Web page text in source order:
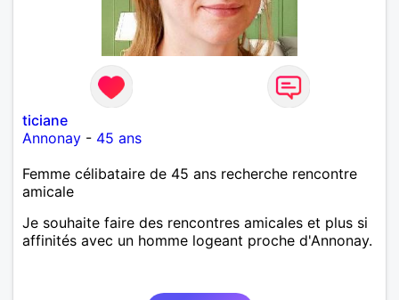
ticiane
Annonay - 45 ans
Femme célibataire de 45 ans recherche rencontre
amicale
Je souhaite faire des rencontres amicales et plus si
affinités avec un homme logeant proche d'Annonay.